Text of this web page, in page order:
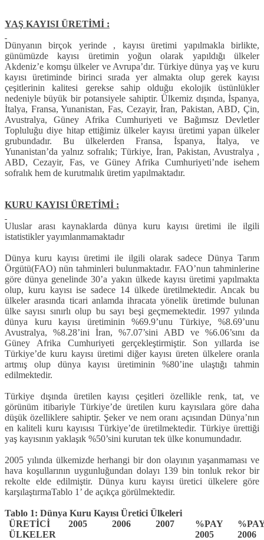
YAŞ KAYISI ÜRETİMİ :
Dünyanın birçok yerinde , kayısı üretimi yapılmakla birlikte,
günümüzde kayısı üretimin yoğun olarak yapıldığı ülkeler
Akdeniz’e komşu ülkeler ve Avrupa’dır. Türkiye dünya yaş ve kuru
kayısı üretiminde birinci sırada yer almakta olup gerek kayısı
çeşitlerinin kalitesi gerekse sahip olduğu ekolojik üstünlükler
nedeniyle büyük bir potansiyele sahiptir. Ülkemiz dışında, İspanya,
İtalya, Fransa, Yunanistan, Fas, Cezayir, İran, Pakistan, ABD, Çin,
Avustralya, Güney Afrika Cumhuriyeti ve Bağımsız Devletler
Topluluğu diye hitap ettiğimiz ülkeler kayısı üretimi yapan ülkeler
grubundadır. Bu ülkelerden Fransa, İspanya, İtalya, ve
Yunanistan’da yalnız sofralık; Türkiye, İran, Pakistan, Avustralya ,
ABD, Cezayir, Fas, ve Güney Afrika Cumhuriyeti’nde isehem
sofralık hem de kurutmalık üretim yapılmaktadır.
KURU KAYISI ÜRETİMİ :
Uluslar arası kaynaklarda dünya kuru kayısı üretimi ile ilgili
istatistikler yayımlanmamaktadır
Dünya kuru kayısı üretimi ile ilgili olarak sadece Dünya Tarım
Örgütü(FAO) nün tahminleri bulunmaktadır. FAO’nun tahminlerine
göre dünya genelinde 30’a yakın ülkede kayısı üretimi yapılmakta
olup, kuru kayısı ise sadece 14 ülkede üretilmektedir. Ancak bu
ülkeler arasında ticari anlamda ihracata yönelik üretimde bulunan
ülke sayısı sınırlı olup bu sayı beşi geçmemektedir. 1997 yılında
dünya kuru kayısı üretiminin %69.9’unu Türkiye, %8.69’unu
Avustralya, %8.28’ini İran, %7.07’sini ABD ve %6.06’sını da
Güney Afrika Cumhuriyeti gerçekleştirmiştir. Son yıllarda ise
Türkiye’de kuru kayısı üretimi diğer kayısı üreten ülkelere oranla
artmış olup dünya kayısı üretiminin %80’ine ulaştığı tahmin
edilmektedir.
Türkiye dışında üretilen kayısı çeşitleri özellikle renk, tat, ve
görünüm itibariyle Türkiye’de üretilen kuru kayısılara göre daha
düşük özelliklere sahiptir. Şeker ve nem oranı açısından Dünya’nın
en kaliteli kuru kayısısı Türkiye’de üretilmektedir. Türkiye ürettiği
yaş kayısının yaklaşık %50’sini kurutan tek ülke konumundadır.
2005 yılında ülkemizde herhangi bir don olayının yaşanmaması ve
hava koşullarının uygunluğundan dolayı 139 bin tonluk rekor bir
rekolte elde edilmiştir. Dünya kuru kayısı üretici ülkelere göre
karşılaştırmaTablo 1’ de açıkça görülmektedir.
Tablo 1: Dünya Kuru Kayısı Üretici Ülkeleri
ÜRETİCİ
ÜLKELER
2005 2006 2007
%PAY
2005
2006